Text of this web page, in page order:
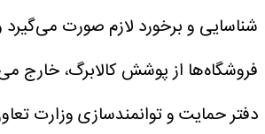
شناسایی و برخورد لازم صورت
فروشگاه‌ها از پوشش کالابرگ، خارج
دفتر حمایت و توانمندسازی وزارت